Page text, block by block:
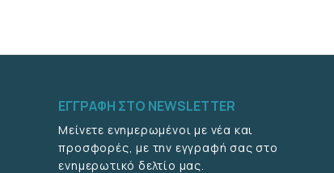
ΕΓΓΡΑΦΗ ΣΤΟ NEWSLETTER
Μείνετε ενημερωμένοι με νέα και
προσφορές, με την εγγραφή σας στο
ενημερωτικό δελτίο μας.